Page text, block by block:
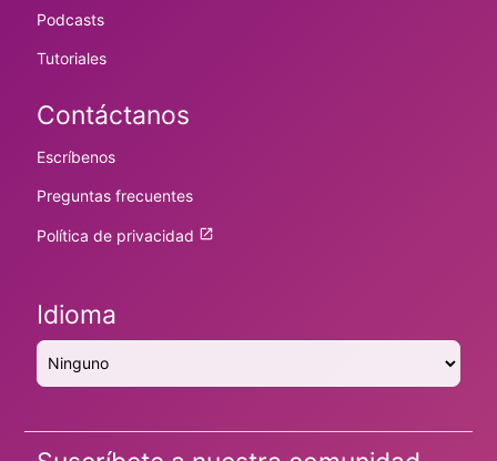
Podcasts
Tutoriales
Contáctanos
Escríbenos
Preguntas frecuentes
Política de privacidad
Idioma